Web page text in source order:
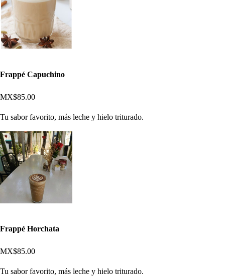
Frappé Capuchino
MX$85.00
Tu sabor favorito, más leche y hielo triturado.
Frappé Horchata
MX$85.00
Tu sabor favorito, más leche y hielo triturado.